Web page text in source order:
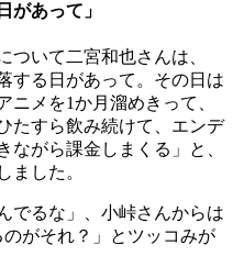
があって」
ついて二宮和也さんは、
する日があって。その日は
メを1か月溜めきって、
たすら飲み続けて、エンデ
ながら課金しまくる」と、
ました。
でるな」、小峠さんからは
のがそれ？」とツッコみが